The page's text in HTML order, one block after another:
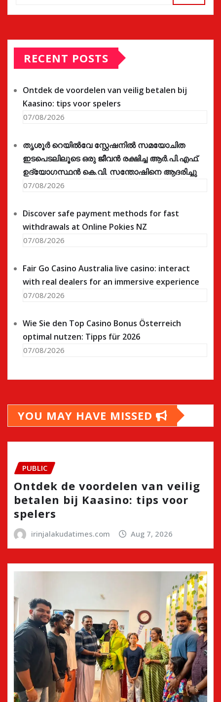
RECENT POSTS
Ontdek de voordelen van veilig betalen bij
Kaasino: tips voor spelers
07/08/2026
തൃശൂർ റെയിൽവേ സ്റ്റേഷനിൽ സമയോചിത
ഇടപെടലിലൂടെ ഒരു ജീവൻ രക്ഷിച്ച ആർ.പി.എഫ്.
ഉദ്യോഗസ്ഥൻ കെ.വി. സന്തോഷിനെ ആദരിച്ചു
07/08/2026
Discover safe payment methods for fast
withdrawals at Online Pokies NZ
07/08/2026
Fair Go Casino Australia live casino: interact
with real dealers for an immersive experience
07/08/2026
Wie Sie den Top Casino Bonus Österreich
optimal nutzen: Tipps für 2026
07/08/2026
YOU MAY HAVE MISSED
PUBLIC
Ontdek de voordelen van veilig
betalen bij Kaasino: tips voor
spelers
irinjalakudatimes.com Aug 7, 2026